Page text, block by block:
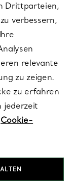
Drittparteien,
verbessern,
relevante
zu zeigen.
zu erfahren
jederzeit
Cookie-